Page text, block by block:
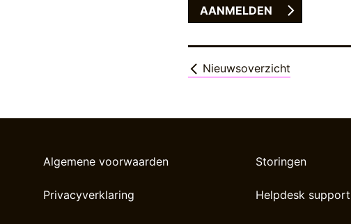
Nieuwsoverzicht
Algemene voorwaarden
Privacyverklaring
Storingen
Helpdesk support